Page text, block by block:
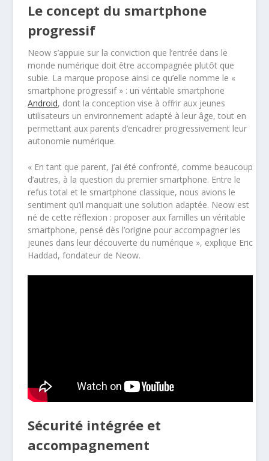
Le concept du smartphone
progressif
Neow s’appuie sur la conviction que l’entrée dans le
monde numérique doit être accompagnée plutôt que
subie. La marque propose ainsi ce qu’elle nomme le «
smartphone progressif » : un véritable smartphone
Android, dont la conception vise à offrir aux jeunes
utilisateurs un environnement adapté à leur âge, tout en
permettant aux parents d’encadrer progressivement leur
autonomie numérique.
« En tant que parent, j’ai été confronté, comme beaucoup
d’autres, à la question du premier smartphone. Entre le
refus total et le smartphone classique, nous avions le
sentiment qu’il manquait une solution adaptée. Neow est
né de cette réflexion : proposer aux familles un véritable
smartphone, pensé dès l’origine pour accompagner les
jeunes dans leur découverte du numérique », explique Eric
Haddad, fondateur de Neow.
Sécurité intégrée et
accompagnement